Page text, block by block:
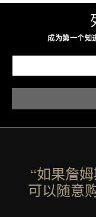
成为第一个知
“如果詹
可以随意